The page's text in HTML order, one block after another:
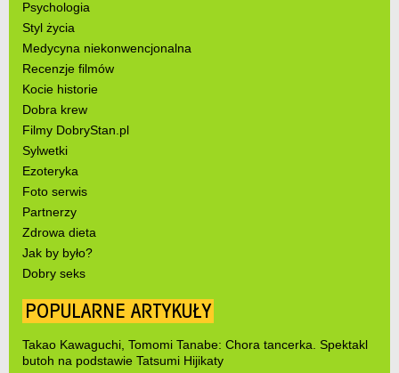
Psychologia
Styl życia
Medycyna niekonwencjonalna
Recenzje filmów
Kocie historie
Dobra krew
Filmy DobryStan.pl
Sylwetki
Ezoteryka
Foto serwis
Partnerzy
Zdrowa dieta
Jak by było?
Dobry seks
POPULARNE ARTYKUŁY
Takao Kawaguchi, Tomomi Tanabe: Chora tancerka. Spektakl
butoh na podstawie Tatsumi Hijikaty